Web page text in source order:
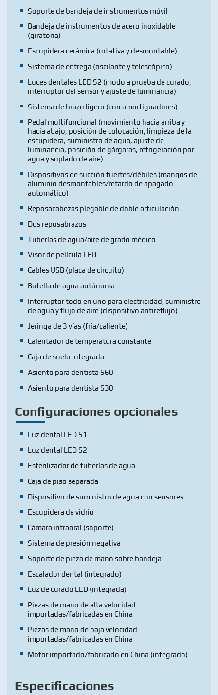
Soporte de bandeja de instrumentos móvil
Bandeja de instrumentos de acero inoxidable
(giratoria)
Escupidera cerámica (rotativa y desmontable)
Sistema de entrega (oscilante y telescópico)
Luces dentales LED S2 (modo a prueba de curado,
interruptor del sensor y ajuste de luminancia)
Sistema de brazo ligero (con amortiguadores)
Pedal multifuncional (movimiento hacia arriba y
hacia abajo, posición de colocación, limpieza de la
escupidera, suministro de agua, ajuste de
luminancia, posición de gárgaras, refrigeración por
agua y soplado de aire)
Dispositivos de succión fuertes/débiles (mangos de
aluminio desmontables/retardo de apagado
automático)
Reposacabezas plegable de doble articulación
Dos reposabrazos
Tuberías de agua/aire de grado médico
Visor de película LED
Cables USB (placa de circuito)
Botella de agua autónoma
Interruptor todo en uno para electricidad, suministro
de agua y flujo de aire (dispositivo antireflujo)
Jeringa de 3 vías (fría/caliente)
Calentador de temperatura constante
Caja de suelo integrada
Asiento para dentista S60
Asiento para dentista S30
Configuraciones opcionales
Luz dental LED S1
Luz dental LED S2
Esterilizador de tuberías de agua
Caja de piso separada
Dispositivo de suministro de agua con sensores
Escupidera de vidrio
Cámara intraoral (soporte)
Sistema de presión negativa
Soporte de pieza de mano sobre bandeja
Escalador dental (integrado)
Luz de curado LED (integrada)
Piezas de mano de alta velocidad
importadas/fabricadas en China
Piezas de mano de baja velocidad
importadas/fabricadas en China
Motor importado/fabricado en China (integrado)
Especificaciones